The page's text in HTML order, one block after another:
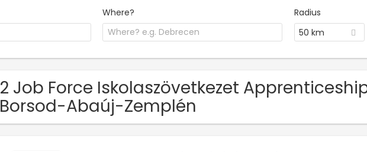
Where?
Radius
50 km
2 Job Force Iskolaszövetkezet
Borsod-Abaúj-Zemplén